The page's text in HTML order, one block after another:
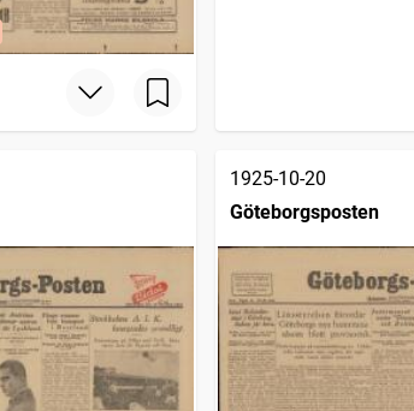
1925-10-20
Göteborgsposten